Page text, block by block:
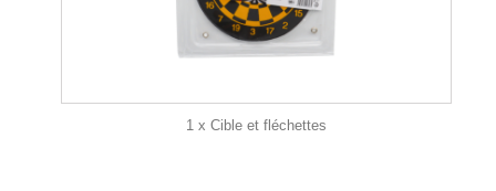
1 x Cible et fléchettes